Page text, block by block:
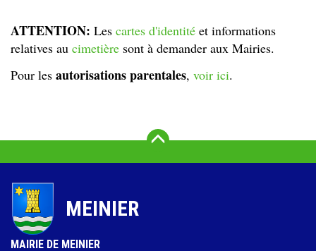
ATTENTION: Les cartes d'identité et informations
relatives au cimetière sont à demander aux Mairies.
Pour les autorisations parentales, voir ici.
Vers le haut
MEINIER
MAIRIE DE MEINIER